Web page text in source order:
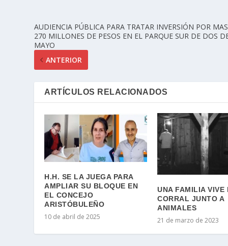
AUDIENCIA PÚBLICA PARA TRATAR INVERSIÓN POR
270 MILLONES DE PESOS EN EL PARQUE SUR DE DOS
MAYO
ANTERIOR
ARTÍCULOS RELACIONADOS
H.H. SE LA JUEGA PARA
AMPLIAR SU BLOQUE EN
EL CONCEJO
ARISTÓBULEÑO
10 de abril de 2025
UNA FAMILIA VIVE
CORRAL JUNTO A
ANIMALES
21 de marzo de 2023